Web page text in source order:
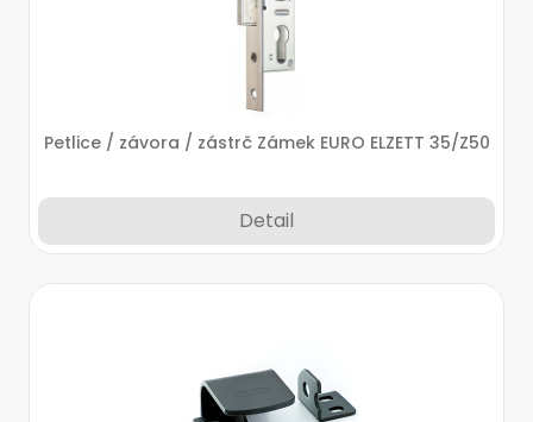
Petlice / závora / zástrč Zámek EURO ELZETT 35/Z50
Detail